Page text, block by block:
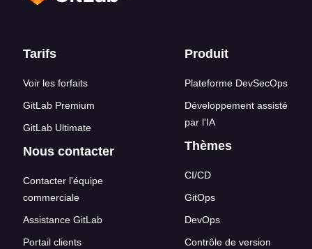
Liens en bas de page
Tarifs
Voir les forfaits
GitLab Premium
GitLab Ultimate
Nous contacter
Contacter l'équipe
commerciale
Assistance GitLab
Portail clients
Produit
Plateforme DevSecOps
Développement assisté
par l'IA
Thèmes
CI/CD
GitOps
DevOps
Contrôle de version